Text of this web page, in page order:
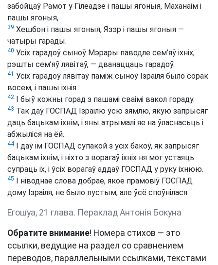
забойцаў Рамот у Гілеадзе і пашы ягоныя, Маханаім і
пашы ягоныя,
39 Хешбон і пашы ягоныя, Язэр і пашы ягоныя —
чатыры гарады.
40 Усіх гарадоў сыноў Мэрары паводле сем’яў іхніх,
рэшты сем’яў лявітаў, — дванаццаць гарадоў.
41 Усіх гарадоў лявітаў паміж сыноў Ізраіля было сорак
восем, і пашы іхнія.
42 І быў кожны горад з пашамі сваімі вакол гораду.
43 Так даў ГОСПАД Ізраілю ўсю зямлю, якую запрысяг
даць бацькам іхнім, і яны атрымалі яе на ўласнасьць і
абжыліся на ёй.
44І даў ім ГОСПАД супакой з усіх бакоў, як запрысяг
бацькам іхнім, і ніхто з ворагаў іхніх ня мог устаяць
супраць іх, і ўсіх ворагаў аддаў ГОСПАД у руку іхнюю.
45
І ніводнае слова добрае, якое прамовіў ГОСПАД
дому Ізраіля, не было пустым, але ўсё споўнілася.
Егошуа, 21 глава. Пераклад Антонія Бокуна
Обратите внимание! Номера стихов — это
ссылки, ведущие на раздел со сравнением
переводов, параллельными ссылками, текстами